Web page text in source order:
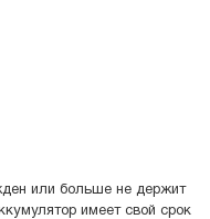
или больше не держит
имеет свой срок